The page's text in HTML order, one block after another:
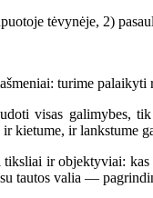
tėvynėje, 2)
turime palaikyti
visas galimybes,
kietume, ir
ir objektyviai: kas
tautos valia —